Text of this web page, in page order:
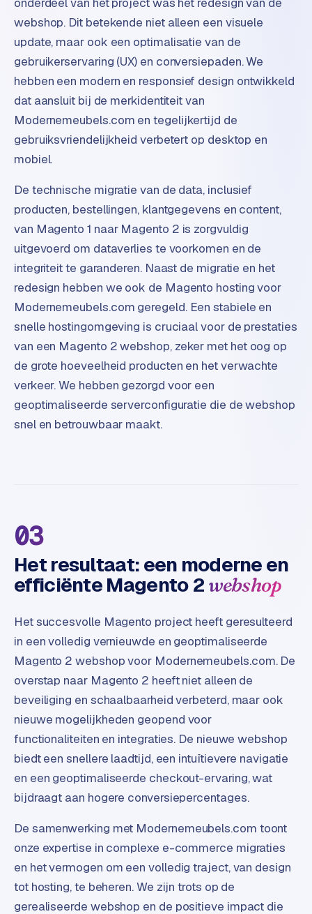
L
a
l
5
1
C
c
e
s
o
f
a
r
e
·
o
o
C
e
ONLINE
MARKETING
E
O
S
E
u
i
t
b
e
t
d
e
n
webshop. Dit betekende niet alleen een visuele
update, maar ook een optimalisatie van de
gebruikerservaring (UX) en conversiepaden. We
hebben een modern en responsief design ontwikkeld
dat aansluit bij de merkidentiteit van
Modernemeubels.com en tegelijkertijd de
gebruiksvriendelijkheid verbetert op desktop en
mobiel.
De technische migratie van de data, inclusief
producten, bestellingen, klantgegevens en content,
van Magento 1 naar Magento 2 is zorgvuldig
uitgevoerd om dataverlies te voorkomen en de
integriteit te garanderen. Naast de migratie en het
redesign hebben we ook de Magento hosting voor
Modernemeubels.com geregeld. Een stabiele en
snelle hostingomgeving is cruciaal voor de prestaties
van een Magento 2 webshop, zeker met het oog op
de grote hoeveelheid producten en het verwachte
verkeer. We hebben gezorgd voor een
geoptimaliseerde serverconfiguratie die de webshop
snel en betrouwbaar maakt.
03
Het resultaat: een moderne en
efficiënte Magento 2 webshop
Het succesvolle Magento project heeft geresulteerd
in een volledig vernieuwde en geoptimaliseerde
Magento 2 webshop voor Modernemeubels.com. De
overstap naar Magento 2 heeft niet alleen de
beveiliging en schaalbaarheid verbeterd, maar ook
nieuwe mogelijkheden geopend voor
functionaliteiten en integraties. De nieuwe webshop
biedt een snellere laadtijd, een intuïtievere navigatie
en een geoptimaliseerde checkout-ervaring, wat
bijdraagt aan hogere conversiepercentages.
De samenwerking met Modernemeubels.com toont
onze expertise in complexe e-commerce migraties
en het vermogen om een volledig traject, van design
tot hosting, te beheren. We zijn trots op de
gerealiseerde webshop en de positieve impact die